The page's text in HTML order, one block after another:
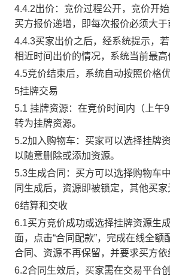
4.4.2出价：竞价过程公开，竞价开
买方报价递增，即每次报价必须大
4.4.3买家出价之后，经系统提示，
相近时间出价的情况，系统当前最
4.5竞价结束后，系统自动按照价格
5挂牌交易
5.1 挂牌资源：在竞价时间内（上午
转为挂牌资源。
5.2加入购物车：买家可以选择挂牌
以随意删除或添加资源。
5.3生成合同：买方可以选择购物车
同生成后，资源即被锁定，其他买家
6结算和交收
6.1买方竞价成功或选择挂牌资源生
面，点击“合同配款”，完成在线全
合同、资源不再保留，并要求买方
6.2合同生效后，买家需在交易平台